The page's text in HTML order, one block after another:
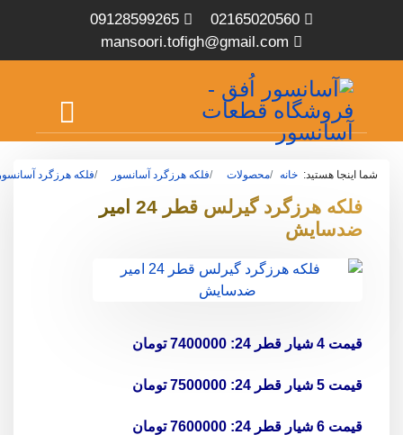
02165020560
09128599265
mansoori.tofigh@gmail.com
شما اینجا هستید: خانه محصولات فلکه هرزگرد آسانسور فلکه هرزگرد
فلکه هرزگرد گیرلس قطر 24 امیر
ضدسایش
قیمت 4 شیار قطر 24: 7400000 تومان
قیمت 5 شیار قطر 24: 7500000 تومان
قیمت 6 شیار قطر 24: 7600000 تومان